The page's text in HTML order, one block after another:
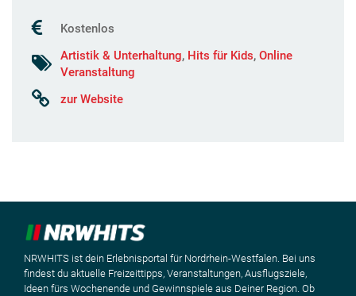
Kostenlos
Artistik & Unterhaltung, Hits für Kids, Online
Veranstaltung
zur Website
NRWHITS ist dein Erlebnisportal für Nordrhein-Westfalen. Bei uns
findest du aktuelle Freizeittipps, Veranstaltungen, Ausflugsziele,
Ideen fürs Wochenende und Gewinnspiele aus Deiner Region. Ob